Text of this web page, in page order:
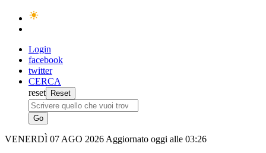
Login
facebook
twitter
CERCA
reset
VENERDÌ 07 AGO 2026 Aggiornato oggi alle 03:26